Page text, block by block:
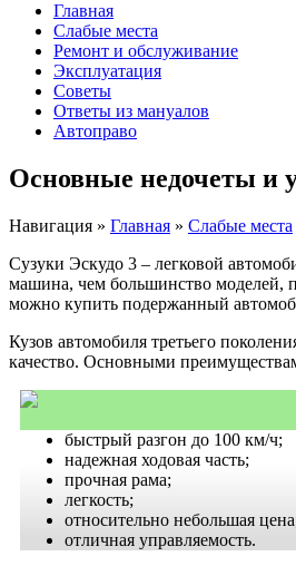
Главная
Слабые места
Ремонт и обслуживание
Эксплуатация
Советы
Ответы из мануалов
Автоправо
Основные недочеты и
Навигация » Главная » Слабые места
Сузуки Эскудо 3 – легковой
машина, чем большинство моделей,
можно купить подержанный
Кузов автомобиля третьего
качество. Основными
быстрый разгон до 100 км/ч;
надежная ходовая часть;
прочная рама;
легкость;
относительно небольшая
отличная управляемость.